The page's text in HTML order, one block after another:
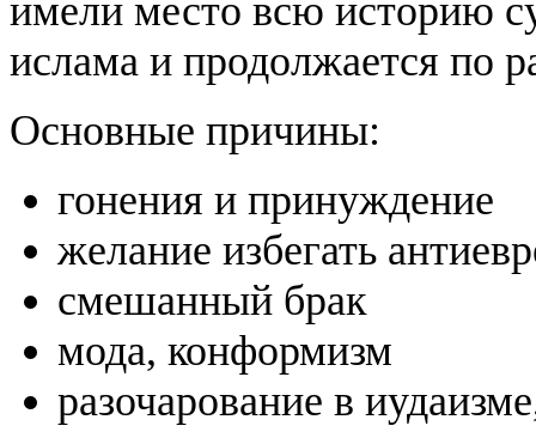
имели место всю историю
ислама и продолжается по
Основные причины:
гонения и принуждение
желание избегать
смешанный брак
мода, конформизм
разочарование в